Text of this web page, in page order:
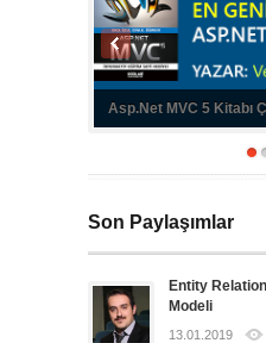
Asp.Net MVC 5 Kitabı
Son Paylaşımlar
Entity
Modeli
13.01.2019